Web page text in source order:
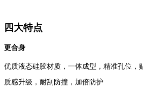
四大特点